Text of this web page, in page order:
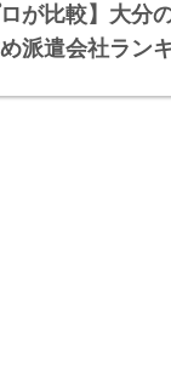
ロが比較】大分
派遣会社ラン